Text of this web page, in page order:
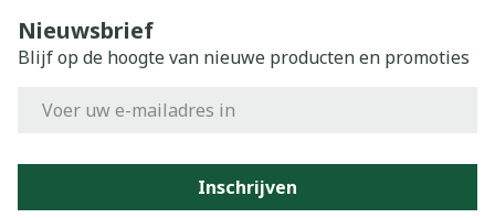
Nieuwsbrief
Blijf op de hoogte van nieuwe producten en promoties
Inschrijven